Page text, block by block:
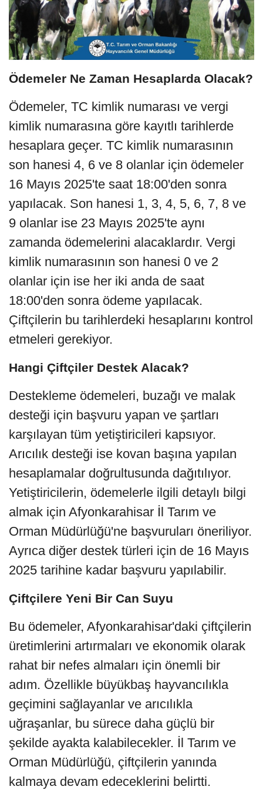
Ödemeler Ne Zaman Hesaplarda Olacak?
Ödemeler, TC kimlik numarası ve vergi
kimlik numarasına göre kayıtlı tarihlerde
hesaplara geçer. TC kimlik numarasının
son hanesi 4, 6 ve 8 olanlar için ödemeler
16 Mayıs 2025'te saat 18:00'den sonra
yapılacak. Son hanesi 1, 3, 4, 5, 6, 7, 8 ve
9 olanlar ise 23 Mayıs 2025'te aynı
zamanda ödemelerini alacaklardır. Vergi
kimlik numarasının son hanesi 0 ve 2
olanlar için ise her iki anda de saat
18:00'den sonra ödeme yapılacak.
Çiftçilerin bu tarihlerdeki hesaplarını kontrol
etmeleri gerekiyor.
Hangi Çiftçiler Destek Alacak?
Destekleme ödemeleri, buzağı ve malak
desteği için başvuru yapan ve şartları
karşılayan tüm yetiştiricileri kapsıyor.
Arıcılık desteği ise kovan başına yapılan
hesaplamalar doğrultusunda dağıtılıyor.
Yetiştiricilerin, ödemelerle ilgili detaylı bilgi
almak için Afyonkarahisar İl Tarım ve
Orman Müdürlüğü'ne başvuruları öneriliyor.
Ayrıca diğer destek türleri için de 16 Mayıs
2025 tarihine kadar başvuru yapılabilir.
Çiftçilere Yeni Bir Can Suyu
Bu ödemeler, Afyonkarahisar'daki çiftçilerin
üretimlerini artırmaları ve ekonomik olarak
rahat bir nefes almaları için önemli bir
adım. Özellikle büyükbaş hayvancılıkla
geçimini sağlayanlar ve arıcılıkla
uğraşanlar, bu sürece daha güçlü bir
şekilde ayakta kalabilecekler. İl Tarım ve
Orman Müdürlüğü, çiftçilerin yanında
kalmaya devam edeceklerini belirtti.